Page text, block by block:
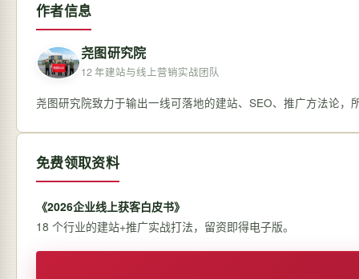
作者信息
尧图研究院
12 年建站与线上营销实战团队
尧图研究院致力于输出一线可落地的建站、SEO、推广方法论，
免费领取资料
《2026企业线上获客白皮书》
18 个行业的建站+推广实战打法，留资即得电子版。